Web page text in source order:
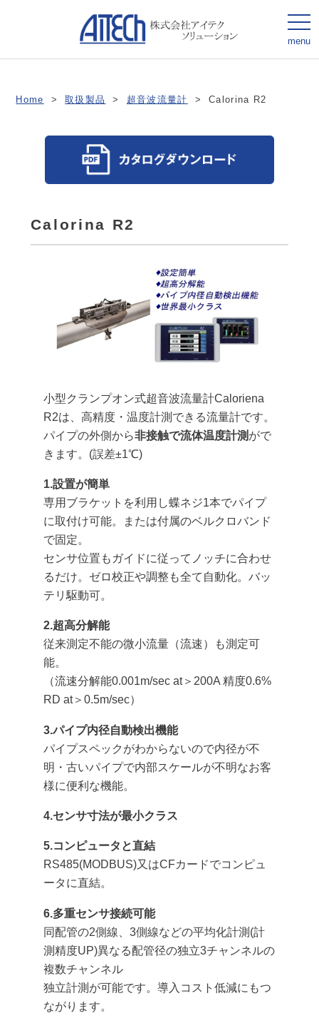
menu
Home > 取扱製品 > 超音波流量計 > Calorina R2
Calorina R2
小型クランプオン式超音波流量計Caloriena
R2は、高精度・温度計測できる流量計です。
パイプの外側から非接触で流体温度計測 がで
きます。(誤差±1℃)
1.設置が簡単
専用ブラケットを利用し蝶ネジ1本でパイプ
に取付け可能。または付属のベルクロバンド
で固定。
センサ位置もガイドに従ってノッチに合わせ
るだけ。ゼロ校正や調整も全て自動化。バッ
テリ駆動可。
2.超高分解能
従来測定不能の微小流量（流速）も測定可
能。
（流速分解能0.001m/sec at＞200A 精度0.6%
RD at＞0.5m/sec）
3.パイプ内径自動検出機能
パイプスペックがわからないので内径が不
明・古いパイプで内部スケールが不明なお客
様に便利な機能。
4.センサ寸法が最小クラス
5.コンピュータと直結
RS485(MODBUS)又はCFカードでコンピュ
ータに直結。
6.多重センサ接続可能
同配管の2側線、3側線などの平均化計測(計
測精度UP)異なる配管径の独立3チャンネルの
複数チャンネル
独立計測が可能です。導入コスト低減にもつ
ながります。